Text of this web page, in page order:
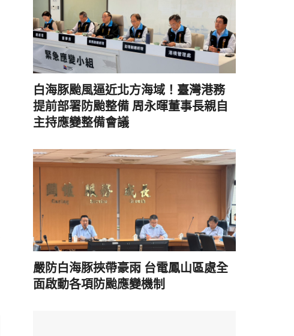
白海豚颱風逼近北方海域！臺灣港務
提前部署防颱整備 周永暉董事長親自
主持應變整備會議
嚴防白海豚挾帶豪雨 台電鳳山區處全
面啟動各項防颱應變機制